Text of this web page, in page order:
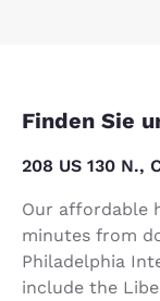
Finden Sie
208 US 130 N.,
Our affordable
minutes from
Philadelphia
include the